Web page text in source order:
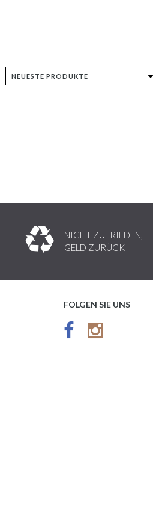
NICHT ZUFRIEDEN,
GELD ZURÜCK
FOLGEN SIE UNS